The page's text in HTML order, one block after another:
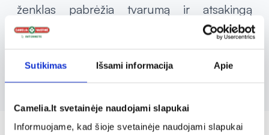
Sutikimas Išsami informacija Apie
Camelia.lt svetainėje naudojami slapukai
Informuojame, kad šioje svetainėje naudojami slapukai
ženklas pabrėžia tvarumą ir atsakingą
vartojimą, skatinant naudoti gamtos
suteiktus išteklius, užtikrinant geresnę ateitį
tiek žmonėms, tiek planetai.